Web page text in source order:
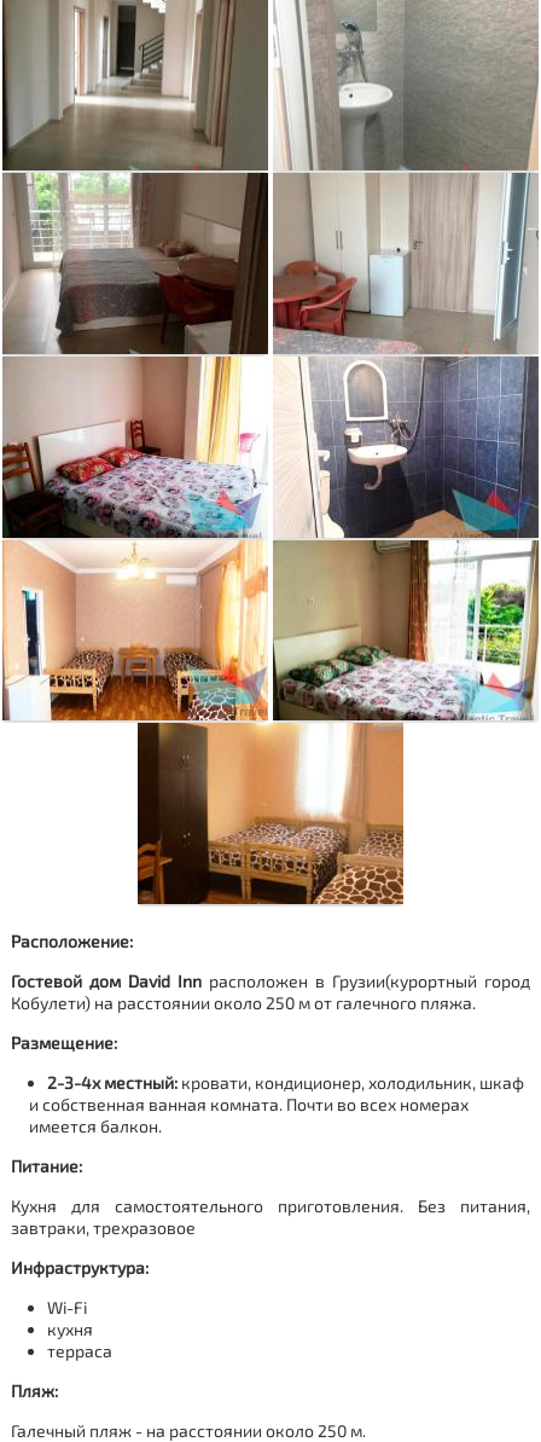
Расположение:
Гостевой дом David Inn расположен в Грузии(курортный город
Кобулети) на расстоянии около 250 м от галечного пляжа.
Размещение:
2-3-4х местный:кровати, кондиционер, холодильник, шкаф
и собственная ванная комната. Почти во всех номерах
имеется балкон.
Питание:
Кухня для самостоятельного приготовления. Без питания,
завтраки, трехразовое
Инфраструктура:
Wi-Fi
кухня
терраса
Пляж:
Галечный пляж - на расстоянии около 250 м.